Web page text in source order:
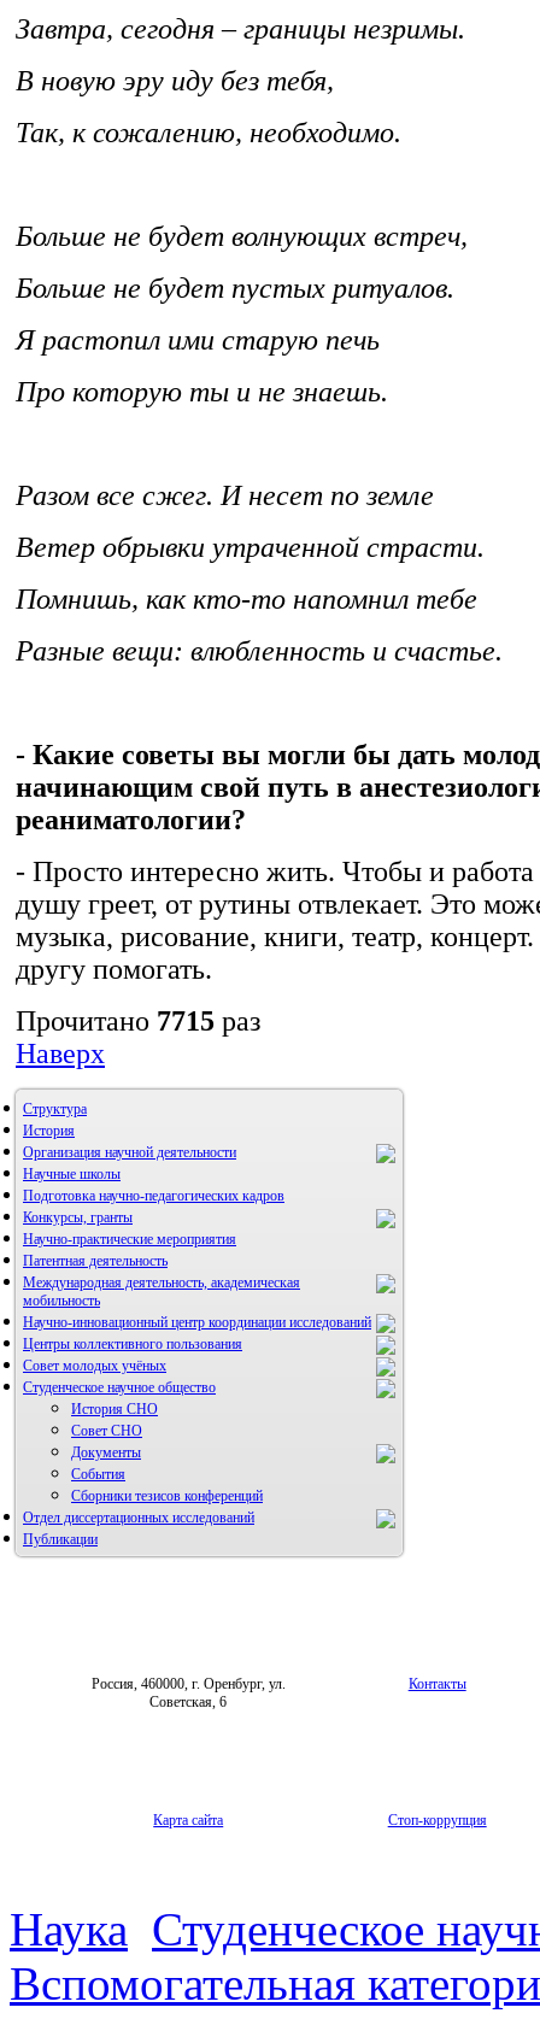
Завтра, сегодня – границы незримы.
В новую эру иду без тебя,
Так, к сожалению, необходимо.
Больше не будет волнующих встреч,
Больше не будет пустых ритуалов.
Я растопил ими старую печь
Про которую ты и не знаешь.
Разом все сжег. И несет по земле
Ветер обрывки утраченной страсти.
Помнишь, как кто-то напомнил тебе
Разные вещи: влюбленность и счастье.
- Какие советы вы могли бы дать
начинающим свой путь в
реаниматологии?
- Просто интересно жить. Чтобы и
душу греет, от рутины отвлекает. Это
музыка, рисование, книги, театр,
другу помогать.
Прочитано 7715 раз
Наверх
Структура
История
Организация научной деятельности
Научные школы
Подготовка научно-педагогических кадров
Конкурсы, гранты
Научно-практические мероприятия
Патентная деятельность
Международная деятельность, академическая
мобильность
Научно-инновационный центр координации исследований
НИИ микрохирургии и клинической анатомии
Центры коллективного пользования
Совет молодых учёных
Студенческое научное общество
История СНО
Совет СНО
Документы
События
Сборники тезисов конференций
Отдел диссертационных исследований
Публикации
Россия, 460000, г. Оренбург, ул.
Советская, 6
Контакты
Карта сайта Стоп-коррупция
Наука Студенческое
Вспомогательная